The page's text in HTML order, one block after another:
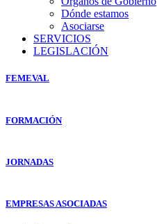
Dónde estamos
Asociarse
SERVICIOS
LEGISLACIÓN
FEMEVAL
FORMACIÓN
JORNADAS
EMPRESAS ASOCIADAS